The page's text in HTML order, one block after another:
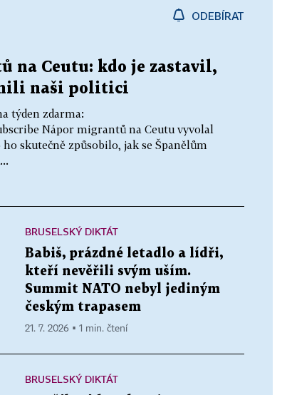
ODEBÍRAT
na Ceutu: kdo je zastavil,
naši politici
týden zdarma:
Nápor migrantů na Ceutu vyvolal
skutečně způsobilo, jak se Španělům
BRUSELSKÝ DIKTÁT
Babiš, prázdné letadlo a lídři,
kteří nevěřili svým uším.
Summit NATO nebyl jediným
českým trapasem
21. 7. 2026 ▪ 1 min. čtení
BRUSELSKÝ DIKTÁT